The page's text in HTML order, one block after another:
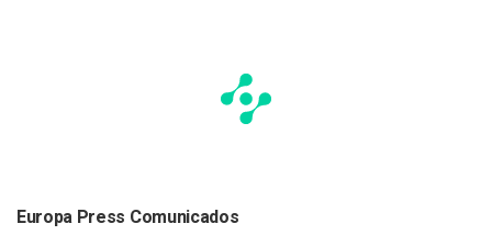
Europa Press Comunicados